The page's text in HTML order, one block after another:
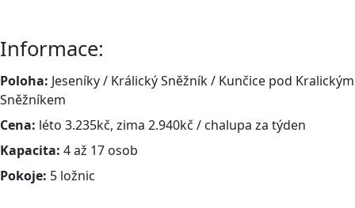
Informace:
Poloha: Jeseníky / Králický Sněžník / Kunčice pod Kralickým
Sněžníkem
Cena: léto 3.235kč, zima 2.940kč / chalupa za týden
Kapacita: 4 až 17 osob
Pokoje: 5 ložnic